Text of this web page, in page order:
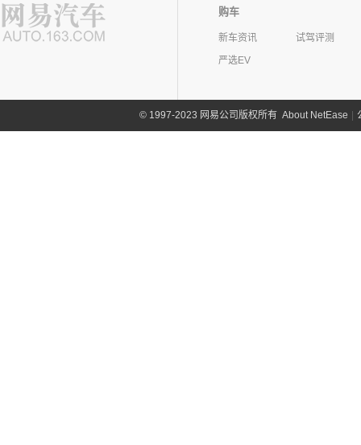
购车
新车资讯
试驾评测
严选EV
©1997-2023 网易公司版权所有 About NetEase